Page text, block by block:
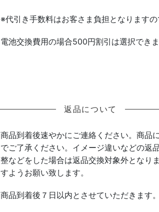
※代引き手数料はお客さま負担となりますの
電池交換費用の場合500円割引は選択できま
返品について
商品到着後速やかにご連絡ください。商品
でご了承ください。イメージ違いなどの返
整などをした場合は返品交換対象外となり
すようお願い致します。
商品到着後７日以内とさせていただきます。